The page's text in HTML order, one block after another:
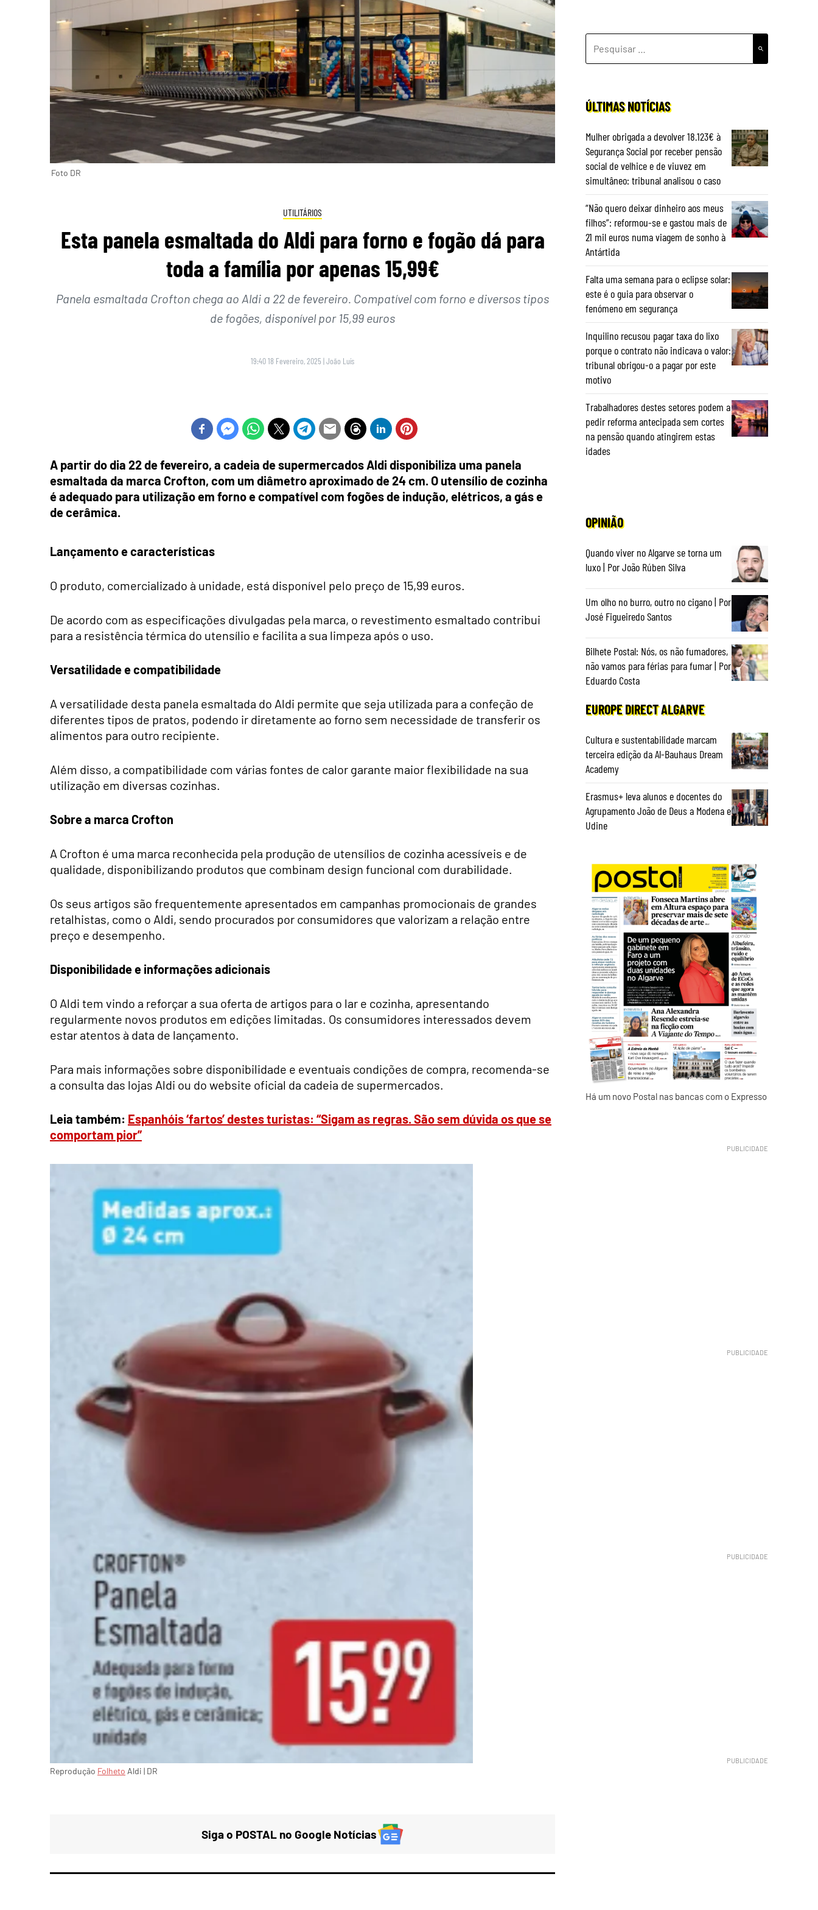
Foto DR
UTILITÁRIOS
Esta panela esmaltada do Aldi para forno e fogão dá para
toda a família por apenas 15,99€
Panela esmaltada Crofton chega ao Aldi a 22 de fevereiro. Compatível com forno e diversos tipos
de fogões, disponível por 15,99 euros
19:40 18 Fevereiro, 2025 |João Luís
A partir do dia 22 de fevereiro, a cadeia de supermercados Aldi disponibiliza uma panela
esmaltada da marca Crofton, com um diâmetro aproximado de 24 cm. O utensílio de cozinha
é adequado para utilização em forno e compatível com fogões de indução, elétricos, a gás e
de cerâmica.
Lançamento e características
O produto, comercializado à unidade, está disponível pelo preço de 15,99 euros.
De acordo com as especificações divulgadas pela marca, o revestimento esmaltado contribui
para a resistência térmica do utensílio e facilita a sua limpeza após o uso.
Versatilidade e compatibilidade
A versatilidade desta panela esmaltada do Aldi permite que seja utilizada para a confeção de
diferentes tipos de pratos, podendo ir diretamente ao forno sem necessidade de transferir os
alimentos para outro recipiente.
Além disso, a compatibilidade com várias fontes de calor garante maior flexibilidade na sua
utilização em diversas cozinhas.
Sobre a marca Crofton
A Crofton é uma marca reconhecida pela produção de utensílios de cozinha acessíveis e de
qualidade, disponibilizando produtos que combinam design funcional com durabilidade.
Os seus artigos são frequentemente apresentados em campanhas promocionais de grandes
retalhistas, como o Aldi, sendo procurados por consumidores que valorizam a relação entre
preço e desempenho.
Disponibilidade e informações adicionais
O Aldi tem vindo a reforçar a sua oferta de artigos para o lar e cozinha, apresentando
regularmente novos produtos em edições limitadas. Os consumidores interessados devem
estar atentos à data de lançamento.
Para mais informações sobre disponibilidade e eventuais condições de compra, recomenda-se
a consulta das lojas Aldi ou do website oficial da cadeia de supermercados.
Leia também: Espanhóis ‘fartos’ destes turistas: “Sigam as regras. São sem dúvida os que se
comportam pior”
Reprodução Folheto Aldi | DR
Siga o POSTAL no Google Notícias
POR:
ÚLTIMAS NOTÍCIAS
Mulher obrigada a devolver 18.123€ à
Segurança Social por receber pensão
social de velhice e de viuvez em
simultâneo: tribunal analisou o caso
“Não quero deixar dinheiro aos meus
filhos”: reformou-se e gastou mais de
21 mil euros numa viagem de sonho à
Antártida
Falta uma semana para o eclipse solar:
este é o guia para observar o
fenómeno em segurança
Inquilino recusou pagar taxa do lixo
porque o contrato não indicava o valor:
tribunal obrigou-o a pagar por este
motivo
Trabalhadores destes setores podem a
pedir reforma antecipada sem cortes
na pensão quando atingirem estas
idades
OPINIÃO
Quando viver no Algarve se torna um
luxo | Por João Rúben Silva
Um olho no burro, outro no cigano | Por
José Figueiredo Santos
Bilhete Postal: Nós, os não fumadores,
não vamos para férias para fumar | Por
Eduardo Costa
EUROPE DIRECT ALGARVE
Cultura e sustentabilidade marcam
terceira edição da Al-Bauhaus Dream
Academy
Erasmus+ leva alunos e docentes do
Agrupamento João de Deus a Modena e
Udine
Há um novo Postal nas bancas com o Expresso